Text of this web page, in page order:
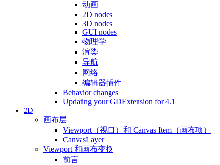
动画
2D nodes
3D nodes
GUI nodes
物理学
渲染
导航
网络
编辑器插件
Behavior changes
Updating your GDExtension for 4.1
2D
画布层
Viewport（视口）和 Canvas Item（画布项）
CanvasLayer
Viewport 和画布变换
前言